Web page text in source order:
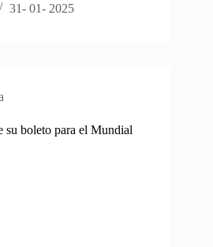
31- 01- 2025
su boleto para el Mundial